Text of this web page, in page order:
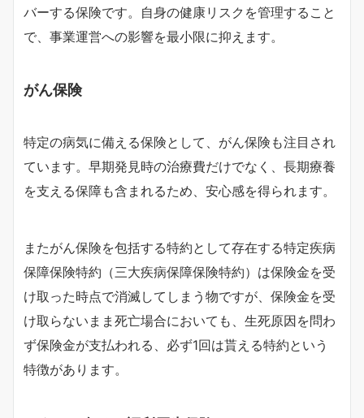
バーする保険です。自身の健康リスクを管理すること
で、事業運営への影響を最小限に抑えます。
がん保険
特定の病気に備える保険として、がん保険も注目され
ています。早期発見時の治療費だけでなく、長期療養
を支える保障も含まれるため、安心感を得られます。
またがん保険を包括する特約として存在する特定疾病
保障保険特約（三大疾病保障保険特約）は保険金を受
け取った時点で消滅してしまう物ですが、保険金を受
け取らないまま死亡場合においても、生死原因を問わ
ず保険金が支払われる、必ず1回は貰える特約という
特徴があります。